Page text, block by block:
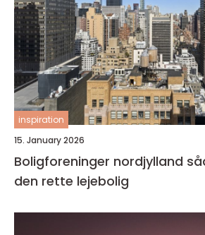
inspiration
15. January 2026
Boligforeninger nordjylland sådan finder du
den rette lejebolig